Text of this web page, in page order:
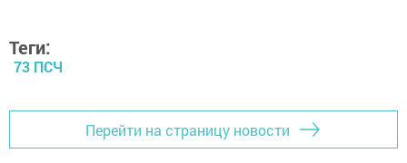
Теги:
73 ПСЧ
Перейти на страницу новости